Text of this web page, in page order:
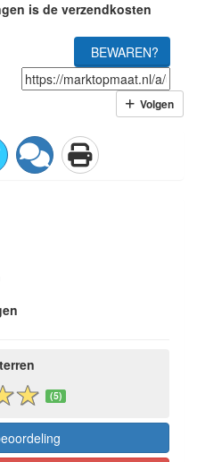
is de verzendkosten
BEWAREN?
Volgen
(5)